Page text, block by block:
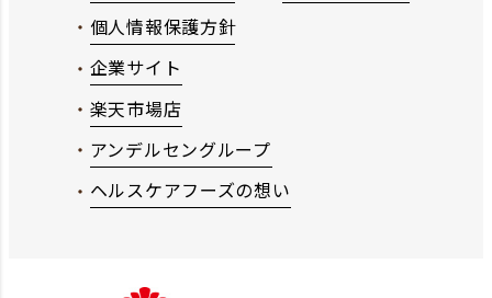
個人情報保護方針
企業サイト
楽天市場店
アンデルセングループ
ヘルスケアフーズの想い